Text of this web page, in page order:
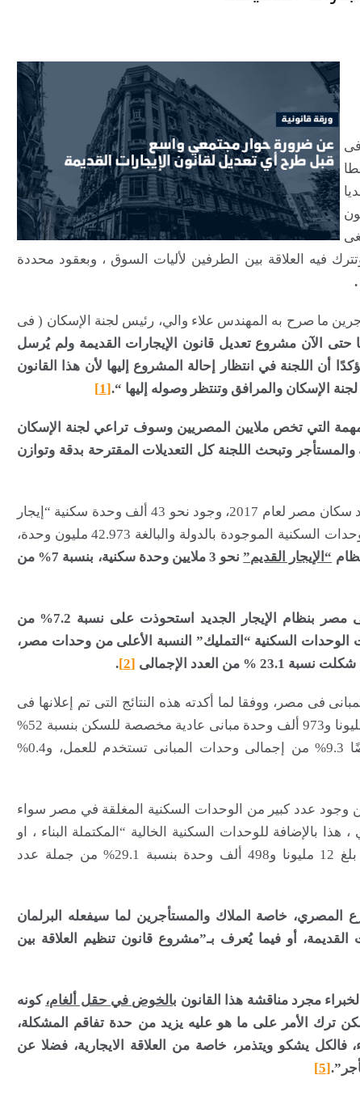
فيه العلاقة بين الطرفين لأليات السوق ، وبعقود محددة
.
ما صرح به المهندس علاء والي، رئيس لجنة الإسكان ( فى
حتى الآن مشروع تعديل قانون الإيجارات القديمة ولم يُرسل
أن اللجنة في انتظار إحالة المشروع إليها لأن هذا القانون
الإسكان والمرافق وتنتظر وصوله إليها “.[1]
التي تخص ملايين المصريين وسوف تراعي لجنة الإسكان
والمستأجر وتبحث اللجنة كل التعديلات المقترحة بدقة وتوازن
هذا فى الوقت الذى كشفت فيه نتائج تعداد سكان مصر لعام 2017، وجود نحو 43 ألف وحدة سكنية “إيجار
“الإيجار القديم”
نحو 3 ملايين وحدة سكنية، بنسبة 7% من
وأظهرت النتائج أن الوحدات المؤجرة فى مصر بنظام الإيجار الجديد استحوذت على نسبة 7.2% من
السكنية “التمليك” النسبة الأعلى من وحدات مصر،
[2]
.
فى مصر، ووفقا لما أكدته هذه النتائج التى تم إعلانها فى
صباح يوم 30 سبتمبر 2017 الي وجود 22 مليونا و973 ألف وحدة مبانى عادية مخصصة للسكن بنسبة 52%
من إجمالى وحدات المبانى العادية، وأيضًا 9.3% من إجمالى وحدات المبانى تستخدم للعمل، و0.4%
تعداد مصر 2017 ايضا عن وجود عدد كبير من الوحدات السكنية المغلقة في مصر سواء
بالإضافة للوحدات السكنية الخالية “المكتملة البناء ، او
التى بدون تشطيب، والتى تحتاج لترميم بلغ 12 مليونا و498 ألف وحدة بنسبة 29.1% من جملة عدد
خاصة الملاك والمستأجرين لما سيفعله البرلمان
القديمة، أو فيما يُعرف بـ”مشروع قانون تنظيم العلاقة بين
مجرد مناقشة هذا القانون بالخوض في حقل ألغام، كونه
ترك الأمر على ما هو عليه يزيد من حدة تفاقم المشكلة،
فالكل يشكو ويتذمر، خاصة من العلاقة الايجارية، فضلا عن
[5]